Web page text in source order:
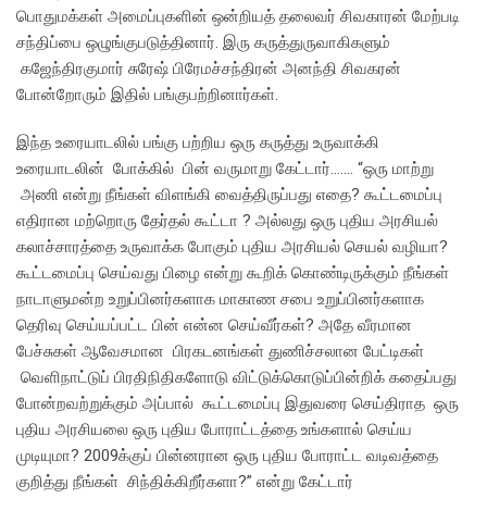
பொதுமக்கள் அமைப்புகளின் ஒன்றியத் தலைவர் சிவகாரன் மேற்படி
சந்திப்பை ஒழுங்குபடுத்தினார். இரு கருத்துருவாகிகளும்
கஜேந்திரகுமார் சுரேஷ் பிரேமச்சந்திரன் அனந்தி சிவகரன்
போன்றோரும் இதில் பங்குபற்றினார்கள்.
இந்த உரையாடலில் பங்கு பற்றிய ஒரு கருத்து உருவாக்கி
உரையாடலின் போக்கில் பின் வருமாறு கேட்டார்……. “ஒரு மாற்று
அணி என்று நீங்கள் விளங்கி வைத்திருப்பது எதை? கூட்டமைப்பு
எதிரான மற்றொரு தேர்தல் கூட்டா ? அல்லது ஒரு புதிய அரசியல்
கலாச்சாரத்தை உருவாக்க போகும் புதிய அரசியல் செயல் வழியா?
கூட்டமைப்பு செய்வது பிழை என்று கூறிக் கொண்டிருக்கும் நீங்கள்
நாடாளுமன்ற உறுப்பினர்களாக மாகாண சபை உறுப்பினர்களாக
தெரிவு செய்யப்பட்ட பின் என்ன செய்வீர்கள்? அதே வீரமான
பேச்சுகள் ஆவேசமான பிரகடனங்கள் துணிச்சலான பேட்டிகள்
வெளிநாட்டுப் பிரதிநிதிகளோடு விட்டுக்கொடுப்பின்றிக் கதைப்பது
போன்றவற்றுக்கும் அப்பால் கூட்டமைப்பு இதுவரை செய்திராத ஒரு
புதிய அரசியலை ஒரு புதிய போராட்டத்தை உங்களால் செய்ய
முடியுமா? 2009க்குப் பின்னரான ஒரு புதிய போராட்ட வடிவத்தை
குறித்து நீங்கள் சிந்திக்கிறீர்களா?” என்று கேட்டார்